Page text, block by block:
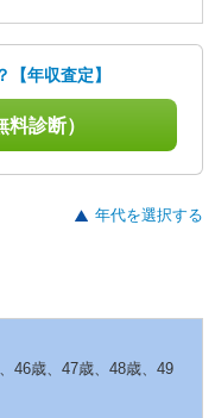
年収査定】
診断）
年代を選択する
46歳、47歳、48歳、49